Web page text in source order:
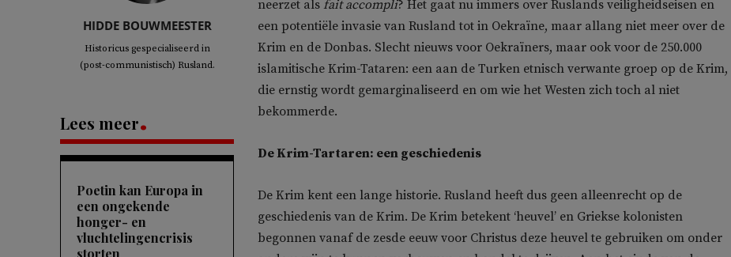
HIDDE BOUWMEESTER
Historicus gespecialiseerd in
(post-communistisch) Rusland.
Lees meer
Poetin kan Europa in
een ongekende
honger- en
vluchtelingencrisis
storten
neerzet als fait accompli? Het gaat nu immers over Ruslands veiligheidseisen en
een potentiële invasie van Rusland tot in Oekraïne, maar allang niet meer over de
Krim en de Donbas. Slecht nieuws voor Oekraïners, maar ook voor de 250.000
islamitische Krim-Tataren: een aan de Turken etnisch verwante groep op de Krim,
die ernstig wordt gemarginaliseerd en om wie het Westen zich toch al niet
bekommerde.
De Krim-Tartaren: een geschiedenis
De Krim kent een lange historie. Rusland heeft dus geen alleenrecht op de
geschiedenis van de Krim. De Krim betekent ‘heuvel’ en Griekse kolonisten
begonnen vanaf de zesde eeuw voor Christus deze heuvel te gebruiken om onder